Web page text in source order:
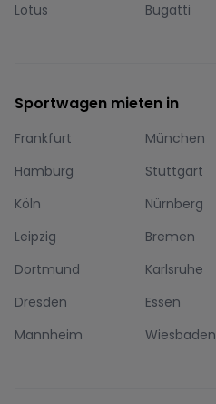
Lotus
Bugatti
Sportwagen mieten in
Frankfurt München
Hamburg
Stuttgart
Köln
Nürnberg
Leipzig
Bremen
Dortmund
Karlsruhe
Dresden
Essen
Mannheim
Wiesbaden